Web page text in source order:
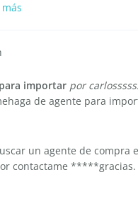
importar por
de agente para
un agente de compra
contactame *****gracias.